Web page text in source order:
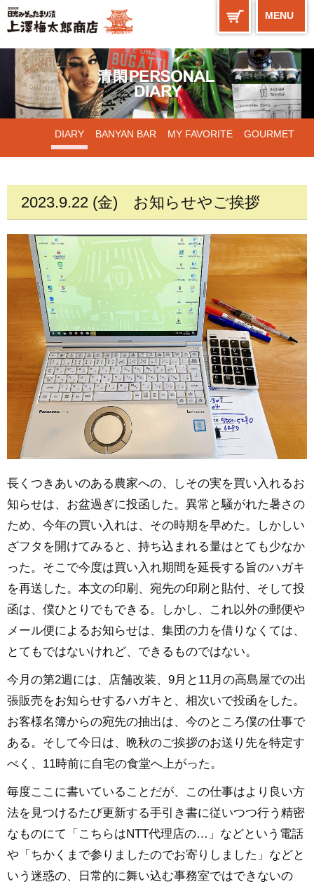
MENU
DIARY BANYAN BAR MY FAVORITE GOURMET
2023.9.22 (金) お知らせやご挨拶
長くつきあいのある農家への、しその実を買い入れるお
知らせは、お盆過ぎに投函した。異常と騒がれた暑さの
ため、今年の買い入れは、その時期を早めた。しかしい
ざフタを開けてみると、持ち込まれる量はとても少なか
った。そこで今度は買い入れ期間を延長する旨のハガキ
を再送した。本文の印刷、宛先の印刷と貼付、そして投
函は、僕ひとりでもできる。しかし、これ以外の郵便や
メール便によるお知らせは、集団の力を借りなくては、
とてもではないけれど、できるものではない。
今月の第2週には、店舗改装、9月と11月の高島屋での出
張販売をお知らせするハガキと、相次いで投函をした。
お客様名簿からの宛先の抽出は、今のところ僕の仕事で
ある。そして今日は、晩秋のご挨拶のお送り先を特定す
べく、11時前に自宅の食堂へ上がった。
毎度ここに書いていることだが、この仕事はより良い方
法を見つけるたび更新する手引き書に従いつつ行う精密
なものにて「こちらはNTT代理店の…」などという電話
や「ちかくまで参りましたのでお寄りしました」などと
いう迷惑の、日常的に舞い込む事務室ではできないの